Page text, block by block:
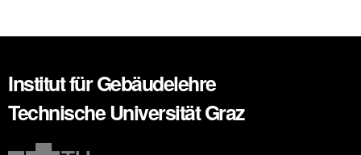
Institut für Gebäudelehre
Technische Universität Graz